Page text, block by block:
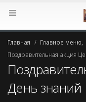
Главная Главное меню,
Поздравительная акция
День знаний